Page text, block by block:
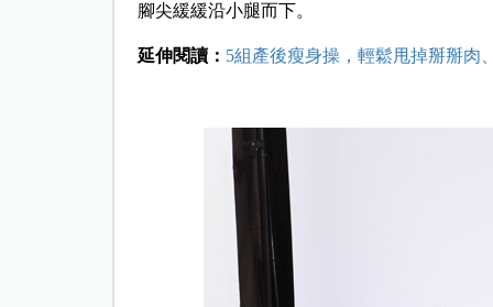
腳尖緩緩沿小腿而下。
延伸閱讀： 5組產後瘦身操，輕鬆甩掉掰掰肉